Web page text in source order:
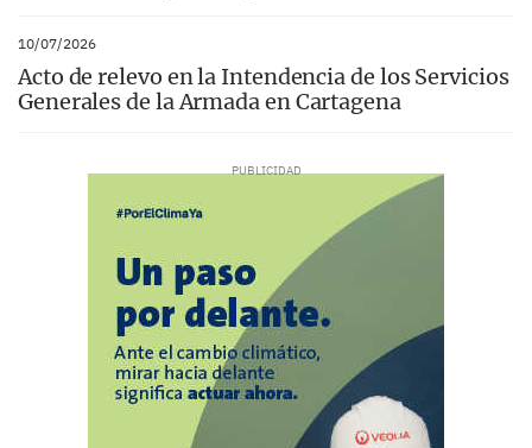
10/07/2026
Acto de relevo en la Intendencia de los Servicios
Generales de la Armada en Cartagena